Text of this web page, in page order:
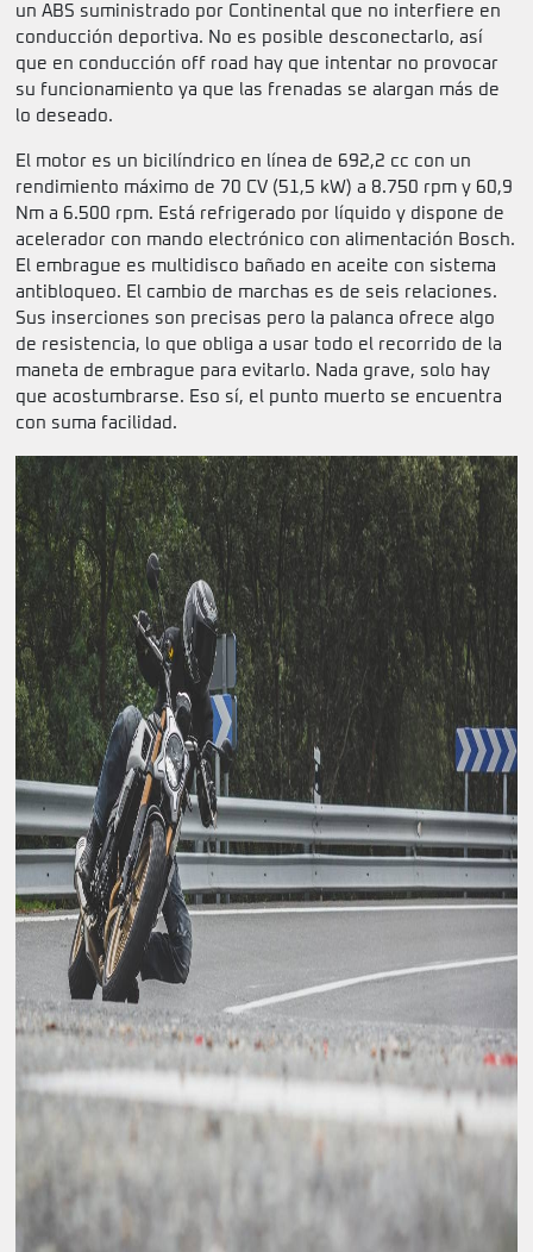
un ABS suministrado por Continental que no interfiere en
conducción deportiva. No es posible desconectarlo, así
que en conducción off road hay que intentar no provocar
su funcionamiento ya que las frenadas se alargan más de
lo deseado.
El motor es un bicilíndrico en línea de 692,2 cc con un
rendimiento máximo de 70 CV (51,5 kW) a 8.750 rpm y 60,9
Nm a 6.500 rpm. Está refrigerado por líquido y dispone de
acelerador con mando electrónico con alimentación Bosch.
El embrague es multidisco bañado en aceite con sistema
antibloqueo. El cambio de marchas es de seis relaciones.
Sus inserciones son precisas pero la palanca ofrece algo
de resistencia, lo que obliga a usar todo el recorrido de la
maneta de embrague para evitarlo. Nada grave, solo hay
que acostumbrarse. Eso sí, el punto muerto se encuentra
con suma facilidad.